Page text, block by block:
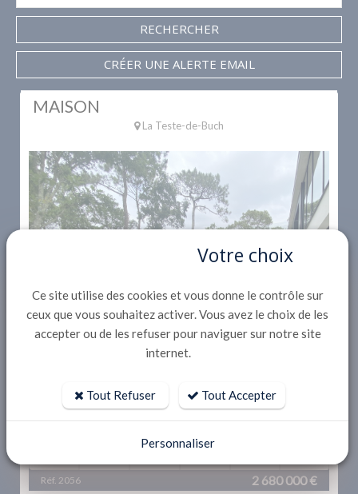
RECHERCHER
CRÉER UNE ALERTE EMAIL
MAISON
La Teste-de-Buch
Réf. 2056 2 680 000 €
Votre choix
Ce site utilise des cookies et vous donne le contrôle sur
ceux que vous souhaitez activer. Vous avez le choix de les
accepter ou de les refuser pour naviguer sur notre site
internet.
Tout Refuser Tout Accepter
Personnaliser